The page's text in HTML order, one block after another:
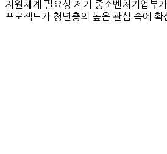
지원체계 필요성 제기 중소벤처기업부가
프로젝트가 청년층의 높은 관심 속에